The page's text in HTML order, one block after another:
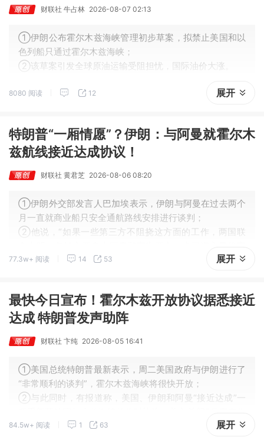
财联社 牛占林 2026-08-07 02:13
①伊朗公布霍尔木兹海峡管理初步草案，拟禁止美国和以
色列船只通过霍尔木兹海峡；
②该草案引发全球原油运输受阻担忧，国际油价大涨。
8080 阅读 12 展开
特朗普“一厢情愿”？伊朗：与阿曼就霍尔木
兹航线接近达成协议！
财联社 黄君芝 2026-08-06 08:20
①伊朗外交部发言人巴加埃表示，伊朗与阿曼在过去两个
月一直就商业船只安全通航路线安排进行谈判；
②他说，“如果一些第三方不阻挠这方面的工作，两国联
查和起草阶段。”
77.3w+ 阅读 14 53 展开
最快今日宣布！霍尔木兹开放协议据悉接近
达成 特朗普发声助阵
财联社 卞纯 2026-08-05 16:41
①美国总统特朗普最新表示，周二美国政府与伊朗进行了
“非常顺利的谈判”，霍尔木兹海峡将很快开放；
②与此同时，有报道称，美国、伊朗和阿曼“接近达成”一
时协议达成的消息；
84.5w+ 阅读 1 63 展开